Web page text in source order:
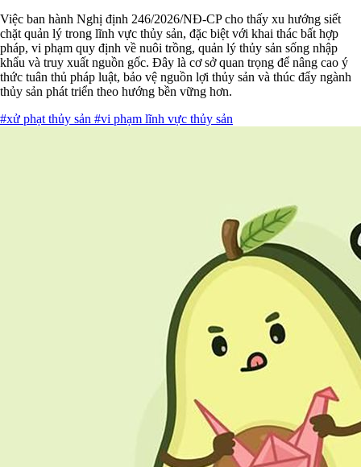
Việc ban hành Nghị định 246/2026/NĐ-CP cho thấy xu hướng siết
chặt quản lý trong lĩnh vực thủy sản, đặc biệt với khai thác bất hợp
pháp, vi phạm quy định về nuôi trồng, quản lý thủy sản sống nhập
khẩu và truy xuất nguồn gốc. Đây là cơ sở quan trọng để nâng cao ý
thức tuân thủ pháp luật, bảo vệ nguồn lợi thủy sản và thúc đẩy ngành
thủy sản phát triển theo hướng bền vững hơn.
#xử phạt thủy sản #vi phạm lĩnh vực thủy sản